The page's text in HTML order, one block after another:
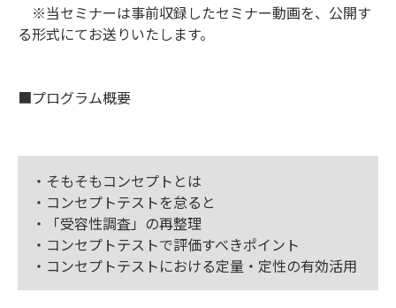
※当セミナーは事前収録したセミナー動画を、公開す
る形式にてお送りいたします。
■プログラム概要
・そもそもコンセプトとは
・コンセプトテストを怠ると
・「受容性調査」の再整理
・コンセプトテストで評価すべきポイント
・コンセプトテストにおける定量・定性の有効活用